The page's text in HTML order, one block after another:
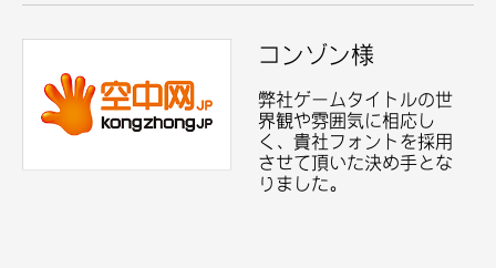
コンゾン様
弊社ゲームタイトルの世
界観や雰囲気に相応し
く、貴社フォントを採用
させて頂いた決め手とな
りました。